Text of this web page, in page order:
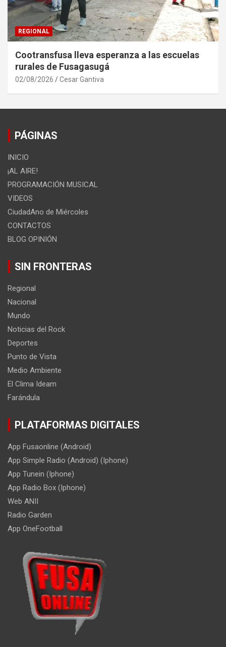
REGIONAL
Cootransfusa lleva esperanza a las escuelas
rurales de Fusagasugá
02/08/2026 Cesar Gantiva
PÁGINAS
INICIO
¡AL AIRE!
PROGRAMACIÓN MUSICAL
VIDEOS
CiudadAno de Miércoles
CONTACTOS
BLOG OPINIÓN
SIN FRONTERAS
Regional
Nacional
Mundo
Noticias del Rock
Deportes
Punto de Vista
Medio Ambiente
El Clima Ideam
Farándula
PLATAFORMAS DIGITALES
App Fusaonline (Android)
App Simple Radio (Android) (Iphone)
App Tunein (Iphone)
App Radio Box (Iphone)
Web ANII
Radio Garden
App OneFootball